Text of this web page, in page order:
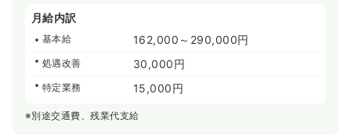
月給内訳
基本給 162,000～290,000円
処遇改善 30,000円
特定業務 15,000円
※別途交通費、残業代支給